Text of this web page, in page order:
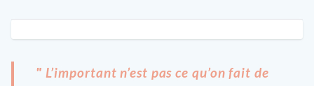
" L’important n’est pas ce qu’on fait de